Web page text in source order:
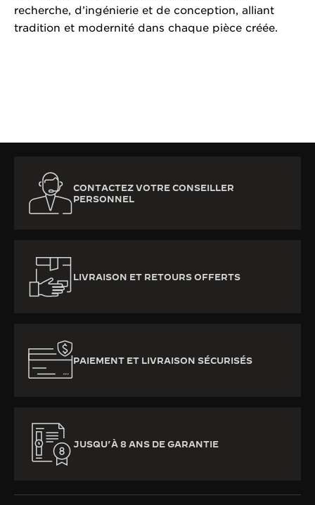
recherche, d’ingénierie et de conception, alliant
tradition et modernité dans chaque pièce créée.
CONTACTEZ VOTRE CONSEILLER
PERSONNEL
LIVRAISON ET RETOURS OFFERTS
PAIEMENT ET LIVRAISON SÉCURISÉS
JUSQU’À 8 ANS DE GARANTIE